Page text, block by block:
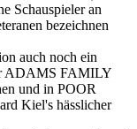
Schauspieler an
bezeichnen
auch noch ein
ADAMS FAMILY
und in POOR
Kiel's hässlicher